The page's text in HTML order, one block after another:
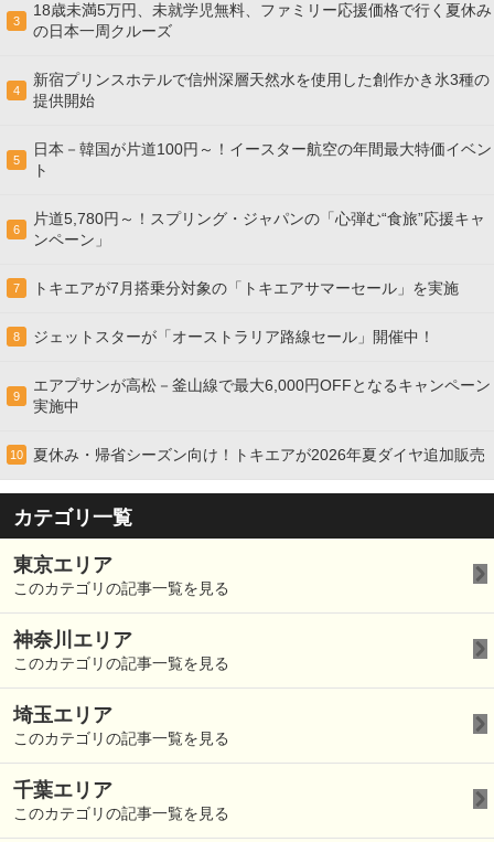
3
18歳未満5万円、未就学児無料、ファミリー応援価格で行く夏休み
の日本一周クルーズ
4
新宿プリンスホテルで信州深層天然水を使用した創作かき氷3種の
提供開始
5
日本－韓国が片道100円～！イースター航空の年間最大特価イベン
ト
6
片道5,780円～！スプリング・ジャパンの「心弾む“食旅”応援キャ
ンペーン」
7 トキエアが7月搭乗分対象の「トキエアサマーセール」を実施
8 ジェットスターが「オーストラリア路線セール」開催中！
9
エアプサンが高松－釜山線で最大6,000円OFFとなるキャンペーン
実施中
10 夏休み・帰省シーズン向け！トキエアが2026年夏ダイヤ追加販売
カテゴリ一覧
東京エリア
このカテゴリの記事一覧を見る
神奈川エリア
このカテゴリの記事一覧を見る
埼玉エリア
このカテゴリの記事一覧を見る
千葉エリア
このカテゴリの記事一覧を見る